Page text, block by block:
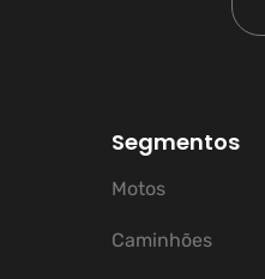
Segmentos
Motos
Caminhões